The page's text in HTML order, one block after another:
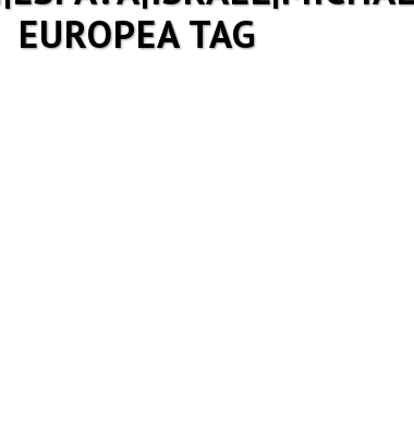
EUROPEA TAG